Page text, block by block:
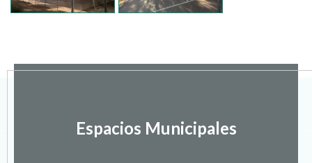
Espacios Municipales